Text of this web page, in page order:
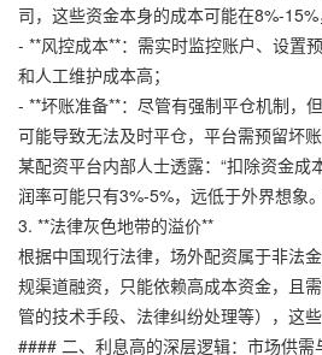
司，这些资金本身的成本可能在8%-15%
- **风控成本**：需实时监控账户、设置
和人工维护成本高；
- **坏账准备**：尽管有强制平仓机制，
可能导致无法及时平仓，平台需预留坏账
某配资平台内部人士透露：“扣除资金成
润率可能只有3%-5%，远低于外界想象
3. **法律灰色地带的溢价**
根据中国现行法律，场外配资属于非法
规渠道融资，只能依赖高成本资金，且
管的技术手段、法律纠纷处理等），这
#### 二、利息高的深层逻辑：市场供需